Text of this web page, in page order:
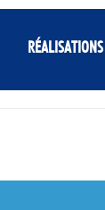
RÉALISATIONS